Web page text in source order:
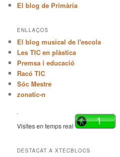
El blog de Primària
ENLLAÇOS
El blog musical de l'escola
Les TIC en plàstica
Premsa i educació
Racó TIC
Sóc Mestre
zonatic-n
Visites en temps real
DESTACAT A XTECBLOCS